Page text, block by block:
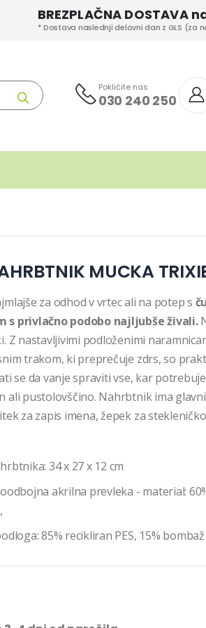
BREZPLAČNA
* Dostava naslednji delovni dan z GLS (za
Iskanje
Pokličite nas
030 240 250
MUCKA
za odhod v vrtec ali na potep s
s privlačno podobo najljubše živali.
Z nastavljivimi podloženimi
trakom, ki preprečuje zdrs, so
se da vanje spraviti vse, kar
ali pustolovščino. Nahrbtnik ima
za zapis imena, žepek za
34 x 27 x 12 cm
akrilna prevleka - material:
85% recikliran PES, 15% bombaž